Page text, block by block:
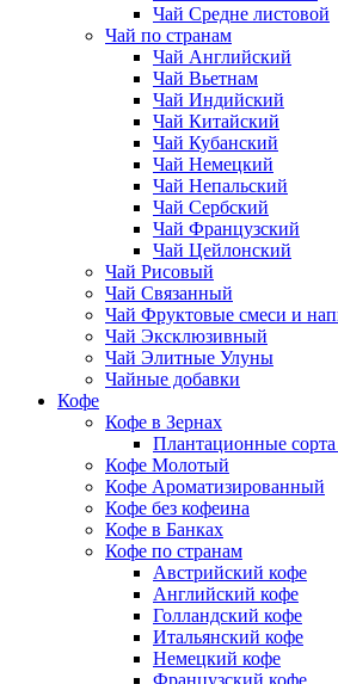
Чай Средне листовой
Чай по странам
Чай Английский
Чай Вьетнам
Чай Индийский
Чай Китайский
Чай Кубанский
Чай Немецкий
Чай Непальский
Чай Сербский
Чай Французский
Чай Цейлонский
Чай Рисовый
Чай Связанный
Чай Фруктовые смеси и
Чай Эксклюзивный
Чай Элитные Улуны
Чайные добавки
Кофе
Кофе в Зернах
Плантационные
Кофе Молотый
Кофе Ароматизированный
Кофе без кофеина
Кофе в Банках
Кофе по странам
Австрийский кофе
Английский кофе
Голландский кофе
Итальянский кофе
Немецкий кофе
Французский кофе